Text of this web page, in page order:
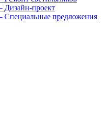
проект
предложения